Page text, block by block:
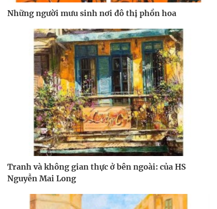
Những người mưu sinh nơi đô thị phồn hoa
Tranh và không gian thực ở bên ngoài: của HS
Nguyễn Mai Long